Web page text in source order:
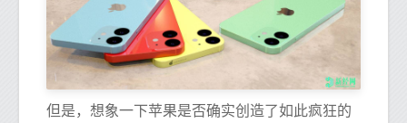
但是，想象一下苹果是否确实创造了如此疯狂的